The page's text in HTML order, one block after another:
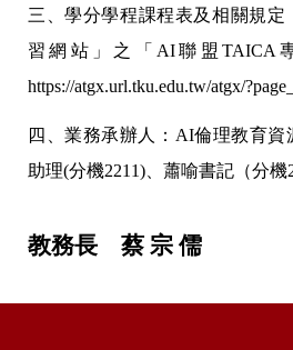
三、學分學程課程表及相關規
習網站」之「AI聯盟TAICA
https://atgx.url.tku.edu.tw/atgx/
四、業務承辦人：AI倫理教育
助理(分機2211)、蕭喻書記（分機
教務長 蔡 宗 儒